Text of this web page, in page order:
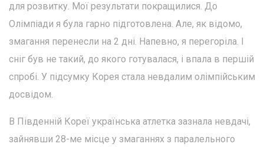
для розвитку. Мої результати покращилися. До
Олімпіади я була гарно підготовлена. Але, як відомо,
змагання перенесли на 2 дні. Напевно, я перегоріла. І
сніг був не такий, до якого готувалася, і впала в першій
спробі. У підсумку Корея стала невдалим олімпійським
досвідом.
В Південній Кореї українська атлетка зазнала невдачі,
зайнявши 28-ме місце у змаганнях з паралельного